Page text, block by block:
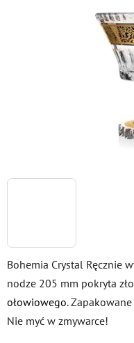
Bohemia Crystal Ręcznie
nodze 205 mm pokryta
ołowiowego.
Nie myć w zmywarce!